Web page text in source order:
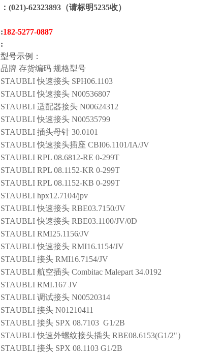
：(021)-62323893（请标明5235收）
:182-5277-0887
:
型号示例：
品牌 存货编码 规格型号
STAUBLI 快速接头 SPH06.1103
STAUBLI 快速接头 N00536807
STAUBLI 适配器接头 N00624312
STAUBLI 快速接头 N00535799
STAUBLI 插头母针 30.0101
STAUBLI 快速接头插座 CBI06.1101/IA/JV
STAUBLI RPL 08.6812-RE 0-299T
STAUBLI RPL 08.1152-KR 0-299T
STAUBLI RPL 08.1152-KB 0-299T
STAUBLI hpx12.7104/jpv
STAUBLI 快速接头 RBE03.7150/JV
STAUBLI 快速接头 RBE03.1100/JV/0D
STAUBLI RMI25.1156/JV
STAUBLI 快速接头 RMI16.1154/JV
STAUBLI 接头 RMI16.7154/JV
STAUBLI 航空插头 Combitac Malepart 34.0192
STAUBLI RMI.167 JV
STAUBLI 调试接头 N00520314
STAUBLI 接头 N01210411
STAUBLI 接头 SPX 08.7103 G1/2B
STAUBLI 快速外螺纹接头插头 RBE08.6153(G1/2"）
STAUBLI 接头 SPX 08.1103 G1/2B